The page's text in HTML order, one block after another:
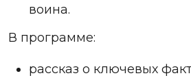
воина.
В программе:
рассказ о ключевых